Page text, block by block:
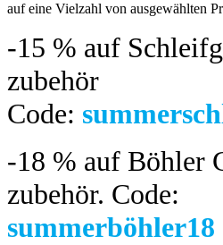
auf eine Vielzahl von ausgewählten
-15 % auf
zubehör
Code:
-18 % auf Böhler
zubehör. Code:
summerböhler18